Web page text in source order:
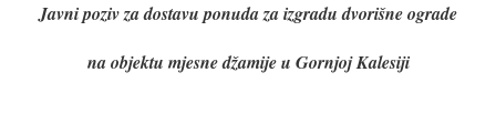
Javni poziv za dostavu ponuda za izgradu dvorišne ograde
na objektu mjesne džamije u Gornjoj Kalesiji